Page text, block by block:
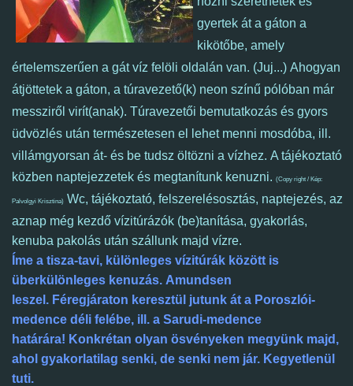
gyertek át a gáton a
kikötőbe, amely
értelemszerűen a gát víz felöli oldalán van. (Juj...) Ahogyan
átjöttetek a gáton, a túravezető(k) neon színű pólóban már
messziről virít(anak). Túravezetői bemutatkozás és gyors
üdvözlés után természetesen el lehet menni mosdóba, ill.
villámgyorsan át- és be tudsz öltözni a vízhez. A tájékoztató
közben naptejezzetek és megtanítunk kenuzni. (Copy right / Kép:
Palvolgyi Krisztina) Wc, tájékoztató, felszerelésosztás, naptejezés, az
aznap még kezdő vízitúrázók (be)tanítása, gyakorlás,
kenuba pakolás után szállunk majd vízre.
Íme a tisza-tavi, különleges vízitúrák között is
überkülönleges kenuzás. Amundsen
leszel. Féregjáraton keresztül jutunk át a Poroszlói-
medence déli felébe, ill. a Sarudi-medence
határára! Konkrétan olyan ösvényeken megyünk majd,
ahol gyakorlatilag senki, de senki nem jár. Kegyetlenül
tuti.